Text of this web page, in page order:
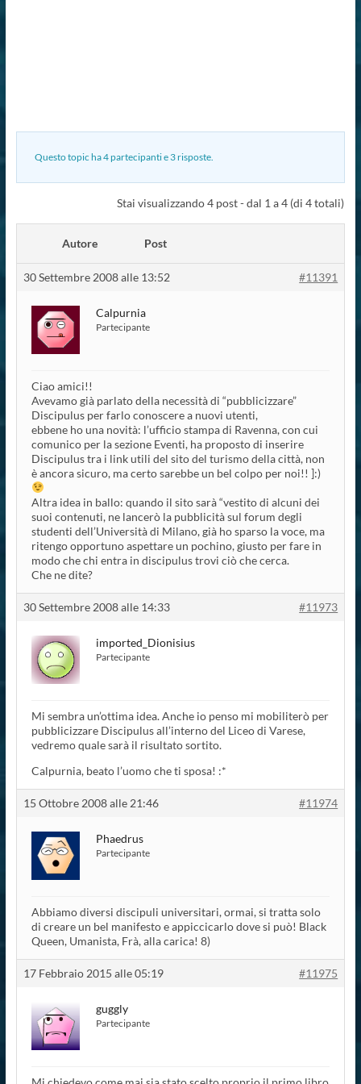
Questo topic ha 4 partecipanti e 3 risposte.
Stai visualizzando 4 post - dal 1 a 4 (di 4 totali)
Autore Post
30 Settembre 2008 alle 13:52 #11391
Calpurnia
Partecipante
Ciao amici!!
Avevamo già parlato della necessità di “pubblicizzare”
Discipulus per farlo conoscere a nuovi utenti,
ebbene ho una novità: l’ufficio stampa di Ravenna, con cui
comunico per la sezione Eventi, ha proposto di inserire
Discipulus tra i link utili del sito del turismo della città, non
è ancora sicuro, ma certo sarebbe un bel colpo per noi!! ]:)
Altra idea in ballo: quando il sito sarà “vestito di alcuni dei
suoi contenuti, ne lancerò la pubblicità sul forum degli
studenti dell’Università di Milano, già ho sparso la voce, ma
ritengo opportuno aspettare un pochino, giusto per fare in
modo che chi entra in discipulus trovi ciò che cerca.
Che ne dite?
30 Settembre 2008 alle 14:33 #11973
imported_Dionisius
Partecipante
Mi sembra un’ottima idea. Anche io penso mi mobiliterò per
pubblicizzare Discipulus all’interno del Liceo di Varese,
vedremo quale sarà il risultato sortito.
Calpurnia, beato l’uomo che ti sposa! :*
15 Ottobre 2008 alle 21:46 #11974
Phaedrus
Partecipante
Abbiamo diversi discipuli universitari, ormai, si tratta solo
di creare un bel manifesto e appiccicarlo dove si può! Black
Queen, Umanista, Frà, alla carica! 8)
17 Febbraio 2015 alle 05:19 #11975
guggly
Partecipante